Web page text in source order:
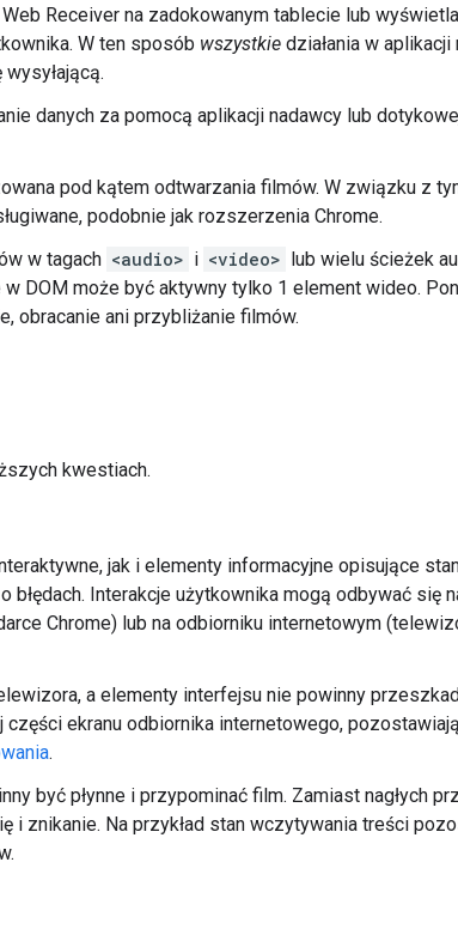
Receiver na zadokowanym tablecie lub
W ten sposób wszystkie działania w aplikacji
danych za pomocą aplikacji nadawcy lub
pod kątem odtwarzania filmów. W związku z
podobnie jak rozszerzenia Chrome.
w tagach <audio> i <video> lub wielu ścieżek
DOM może być aktywny tylko 1 element wideo.
obracanie ani przybliżanie filmów.
kwestiach.
jak i elementy informacyjne opisujące
błędach. Interakcje użytkownika mogą odbywać się
Chrome) lub na odbiorniku internetowym
a elementy interfejsu nie powinny
ekranu odbiornika internetowego,
.
być płynne i przypominać film. Zamiast nagłych
i znikanie. Na przykład stan wczytywania treści